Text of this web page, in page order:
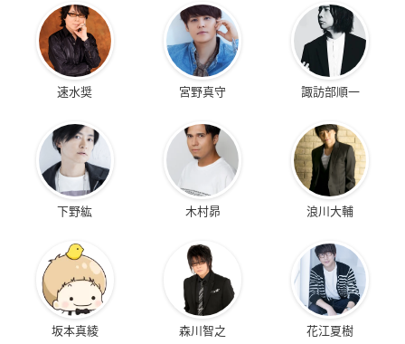
速水奨 宮野真守 諏訪部順一
下野紘 木村昴 浪川大輔
坂本真綾 森川智之 花江夏樹